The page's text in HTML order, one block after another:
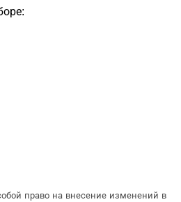
право на внесение изменений в